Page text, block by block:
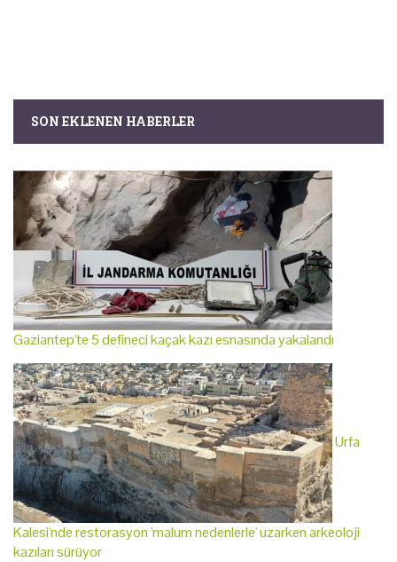
SON EKLENEN HABERLER
Gaziantep'te 5 defineci kaçak kazı esnasında yakalandı
Urfa
Kalesi'nde restorasyon 'malum nedenlerle' uzarken arkeoloji
kazıları sürüyor